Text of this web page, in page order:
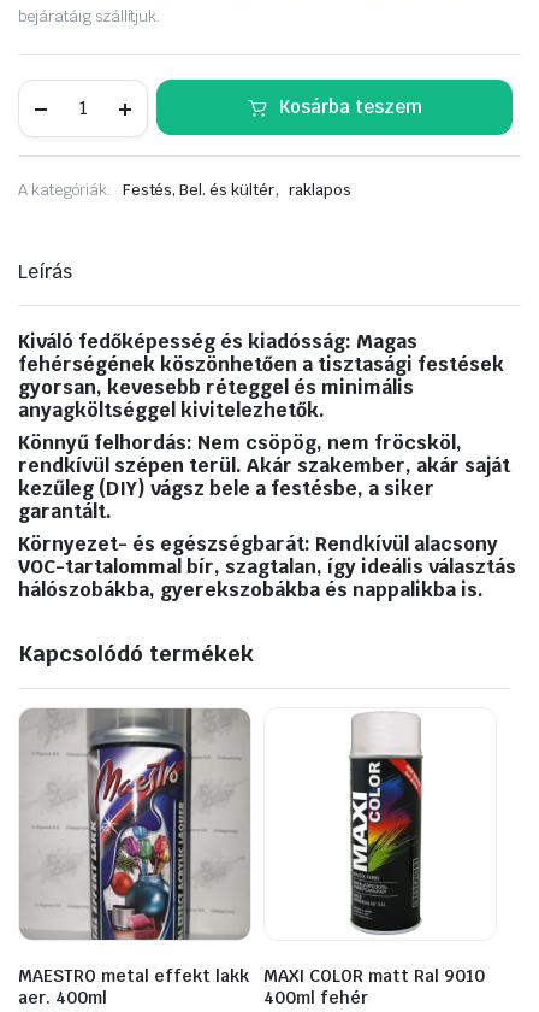
bejáratáig szállítjuk.
Classic
falfesték
L.
24db
Kosárba teszem
A kategóriák: Festés, Bel. és kültér, raklapos
Leírás
Kiváló fedőképesség és kiadósság: Magas
fehérségének köszönhetően a tisztasági festések
gyorsan, kevesebb réteggel és minimális
anyagköltséggel kivitelezhetők.
Könnyű felhordás: Nem csöpög, nem fröcsköl,
rendkívül szépen terül. Akár szakember, akár saját
kezűleg (DIY) vágsz bele a festésbe, a siker
garantált.
Környezet- és egészségbarát: Rendkívül alacsony
VOC-tartalommal bír, szagtalan, így ideális választás
hálószobákba, gyerekszobákba és nappalikba is.
Kapcsolódó termékek
MAESTRO metal effekt lakk
aer. 400ml
MAXI COLOR matt Ral 9010
400ml fehér